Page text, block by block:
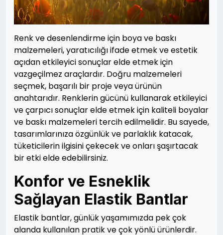
Renk ve desenlendirme için boya ve baskı
malzemeleri, yaratıcılığı ifade etmek ve estetik
açıdan etkileyici sonuçlar elde etmek için
vazgeçilmez araçlardır. Doğru malzemeleri
seçmek, başarılı bir proje veya ürünün
anahtarıdır. Renklerin gücünü kullanarak etkileyici
ve çarpıcı sonuçlar elde etmek için kaliteli boyalar
ve baskı malzemeleri tercih edilmelidir. Bu sayede,
tasarımlarınıza özgünlük ve parlaklık katacak,
tüketicilerin ilgisini çekecek ve onları şaşırtacak
bir etki elde edebilirsiniz.
Konfor ve Esneklik
Sağlayan Elastik Bantlar
Elastik bantlar, günlük yaşamımızda pek çok
alanda kullanılan pratik ve çok yönlü ürünlerdir.